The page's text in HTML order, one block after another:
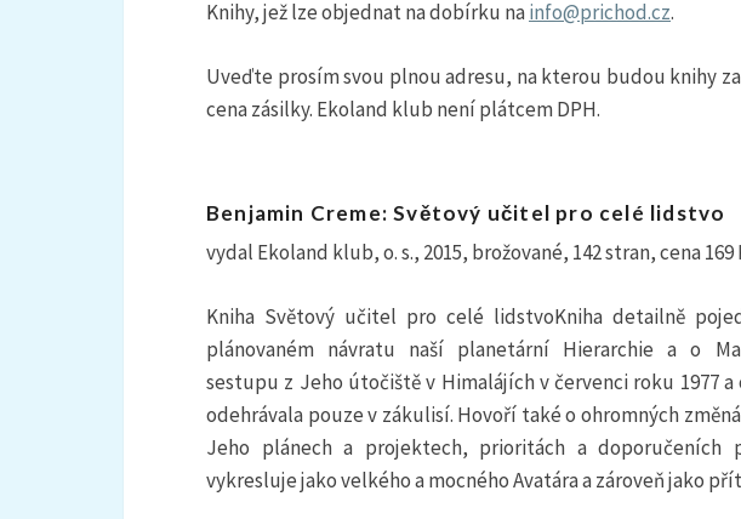
Knihy, jež lze objednat na dobírku nainfo@prichod.cz.
Uveďte prosím svou plnou adresu, na kterou budou knihy
cena zásilky. Ekoland klub není plátcem DPH.
Benjamin Creme: Světový učitel pro celé lidstvo
vydal Ekoland klub, o. s., 2015, brožované, 142 stran, cena 169
Kniha Světový učitel pro celé lidstvoKniha detailně
plánovaném návratu naší planetární Hierarchie a o
sestupu z Jeho útočiště v Himalájích v červenci roku 1977
odehrávala pouze v zákulisí. Hovoří také o ohromných
Jeho plánech a projektech, prioritách a doporučeních
vykresluje jako velkého a mocného Avatára a zároveň jako